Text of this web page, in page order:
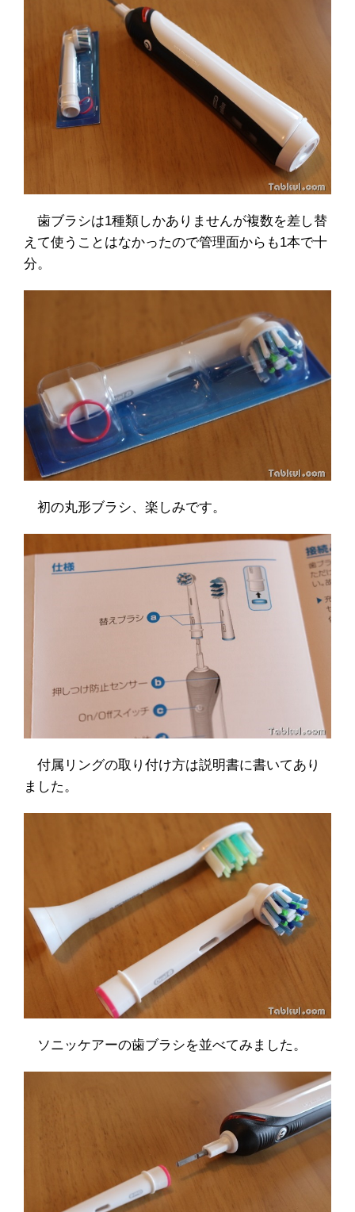
歯ブラシは1種類しかありませんが複数を差し替
えて使うことはなかったので管理面からも1本で十
分。
初の丸形ブラシ、楽しみです。
付属リングの取り付け方は説明書に書いてあり
ました。
ソニッケアーの歯ブラシを並べてみました。